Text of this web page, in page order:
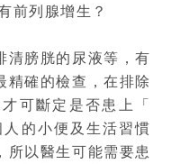
前列腺增生？
清膀胱的尿液等，有
精確的檢查，在排除
可斷定是否患上「
的小便及生活習慣
所以醫生可能需要患